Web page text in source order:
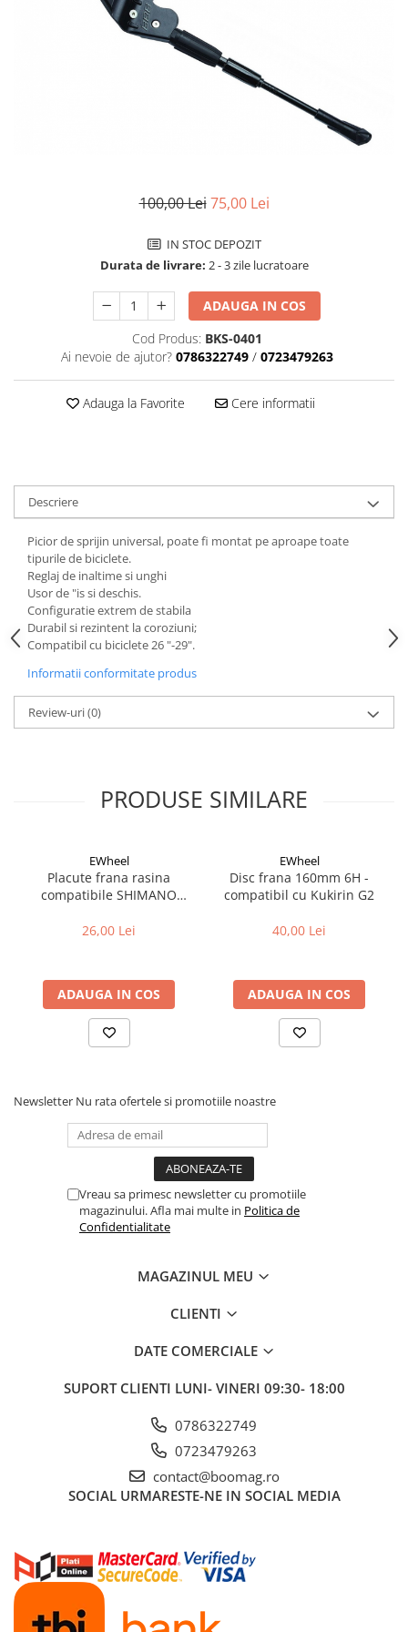
Accesorii biciclete
Produse intretinere bicicleta
Accesorii biciclete copii
Claxon bicicleta
Bidoane si suporti bicicleta
Oglinzi bicicleta
Cricuri bicicleta
Aparatori noroi bicicleta
Computer bicicleta
Piese biciclete
Anvelopa bicicleta
Camera bicicleta
Pinioane
Lant bicicleta
Urechi cadru bicicleta
Mansoane si ghidolina
Pedale bicicleta
Cabluri si camasi
Frana bicicleta
Placute frana bicicleta
Saboti frana bicicleta
Adaptoare frana bicicleta
Frane pe janta
Roti bicicleta
Jante bicicleta
Sei si tija sa bicicleta
Angrenaje bicicleta
Brat pedalier
Schimbatoare spate
Manete schimbator si frana
Manete frana bicicleta
100,00 Lei 75,00 Lei
IN STOC DEPOZIT
Durata de livrare: 2 - 3 zile lucratoare
ADAUGA IN COS
Cod Produs: BKS-0401
Ai nevoie de ajutor? 0786322749 / 0723479263
Adauga la Favorite Cere informatii
Descriere
Picior de sprijin universal, poate fi montat pe aproape toate
tipurile de biciclete.
Reglaj de inaltime si unghi
Usor de "is si deschis.
Configuratie extrem de stabila
Durabil si rezintent la coroziuni;
Compatibil cu biciclete 26 "-29".
Informatii conformitate produs
Review-uri(0)
PRODUSE SIMILARE
EWheel
Placute frana rasina
compatibile SHIMANO
G2/G4 2025)
26,00 Lei
ADAUGA IN COS
EWheel
Disc frana 160mm 6H -
compatibil cu Kukirin G2
40,00 Lei
ADAUGA IN COS
Newsletter Nu rata ofertele si promotiile noastre
Vreau sa primesc newsletter cu promotiile
magazinului. Afla mai multe in Politica de
Confidentialitate
MAGAZINUL MEU
CLIENTI
DATE COMERCIALE
SUPORT CLIENTI LUNI- VINERI 09:30- 18:00
0786322749
0723479263
contact@boomag.ro
SOCIAL URMARESTE-NE IN SOCIAL MEDIA